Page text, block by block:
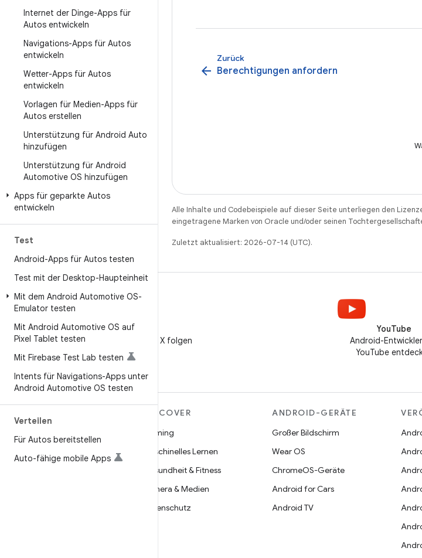
Internet der Dinge-Apps für
Autos entwickeln
Navigations-Apps für Autos
entwickeln
Wetter-Apps für Autos
entwickeln
Vorlagen für Medien-Apps für
Autos erstellen
Unterstützung für Android Auto
hinzufügen
Unterstützung für Android
Automotive OS hinzufügen
Apps für geparkte Autos
entwickeln
Test
Android-Apps für Autos testen
Test mit der Desktop-Haupteinheit
Mit dem Android Automotive OS-
Emulator testen
Mit Android Automotive OS auf
Pixel Tablet testen
Mit Firebase Test Lab testen
Intents für Navigations-Apps unter
Android Automotive OS testen
Verteilen
Für Autos bereitstellen
Auto-fähige mobile Apps
Zurück
arrow_back Berechtigungen anfordern
Alle Inhalte und Codebeispiele auf dieser Seite unterliegen den
eingetragene Marken von Oracle und/oder seinen
Zuletzt aktualisiert: 2026-07-14 (UTC).
@AndroidDev auf X folgen
YouTube
Android-
YouTube
DISCOVER
Gaming
Maschinelles Lernen
Gesundheit & Fitness
Kamera & Medien
Datenschutz
ANDROID-GERÄTE
Großer Bildschirm
Wear OS
ChromeOS-Geräte
Android for Cars
Android TV